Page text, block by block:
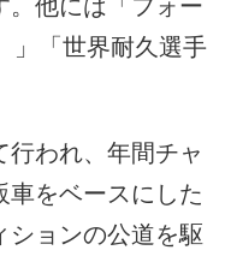
。他には「フォー
」「世界耐久選手
われ、年間チャ
車をベースにした
ションの公道を駆